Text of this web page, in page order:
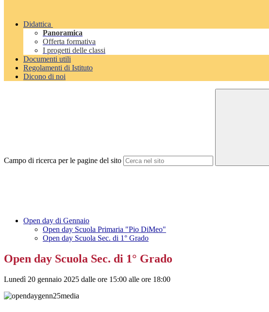
Didattica
Panoramica
Offerta formativa
I progetti delle classi
Documenti utili
Regolamenti di Istituto
Dicono di noi
Campo di ricerca per le pagine del sito
Open day di Gennaio
Open day Scuola Primaria "Pio DiMeo"
Open day Scuola Sec. di 1° Grado
Open day Scuola Sec. di 1° Grado
Lunedì 20 gennaio 2025 dalle ore 15:00 alle ore 18:00